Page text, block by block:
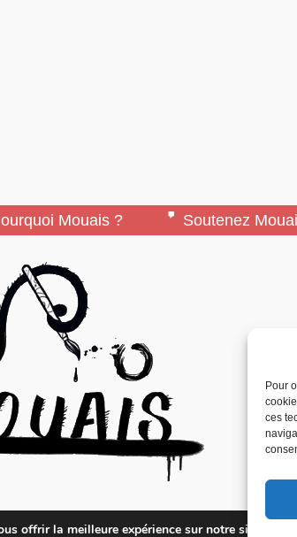
Pour
ces
Mouais ? Soutenez
ARMA, Association
offrir la meilleure expérience sur notre site.